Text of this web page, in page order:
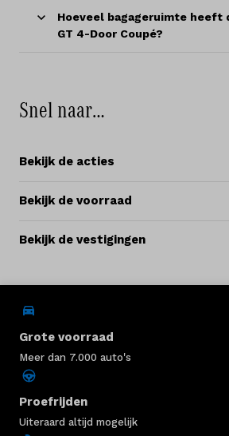
Hoeveel bagageruimte heeft
GT 4-Door Coupé?
Snel naar…
Bekijk de acties
Bekijk de voorraad
Bekijk de vestigingen
Grote voorraad
Meer dan 7.000 auto's
Proefrijden
Uiteraard altijd mogelijk